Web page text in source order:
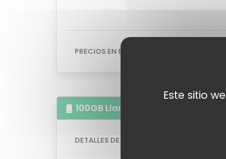
PRECIOS EN BASE A 12 MESES
100GB Llamadas illimitas
DETALLES DE LA TARIFA
Este sitio